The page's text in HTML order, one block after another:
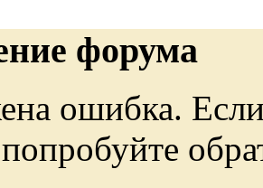
форума
ошибка.